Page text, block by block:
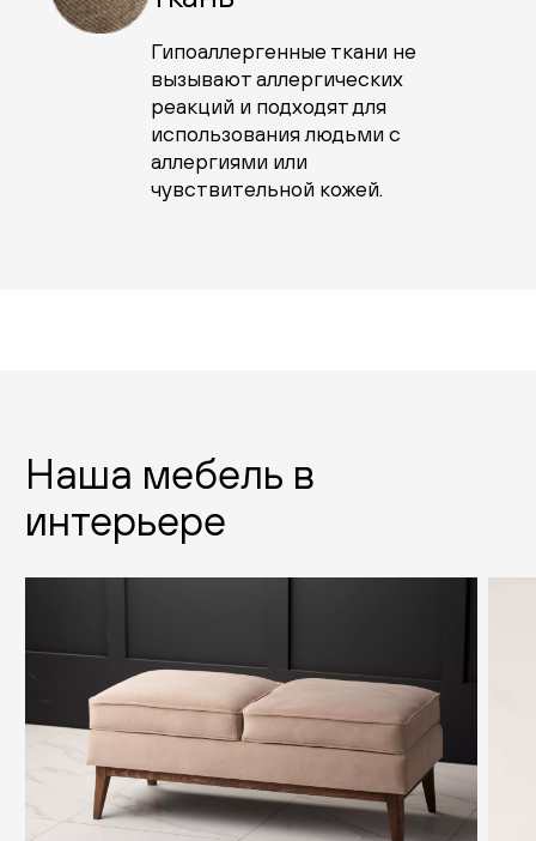
Гипоаллергенные ткани не
вызывают аллергических
реакций и подходят для
использования людьми с
аллергиями или
чувствительной кожей.
Наша мебель в
интерьере